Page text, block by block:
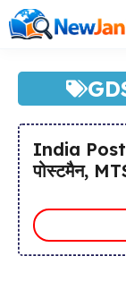
Skip
to
India
पोस्टमैन,